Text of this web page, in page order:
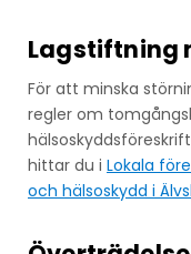
Lagstiftning
För att minska
regler om
hittar du i Lokala
och hälsoskydd i